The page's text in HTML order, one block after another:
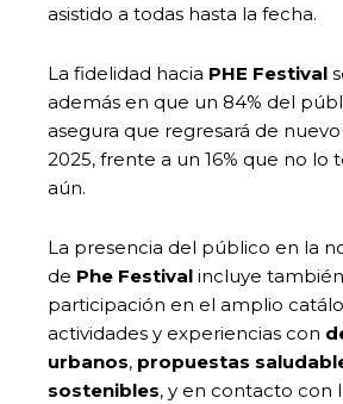
asistido a todas hasta la fecha.
La fidelidad hacia PHE Festival
además en que un 84% del
asegura que regresará de
2025, frente a un 16% que no lo
aún.
La presencia del público en la
de Phe Festival incluye
participación en el amplio
actividades y experiencias con
urbanos, propuestas
sostenibles, y en contacto con